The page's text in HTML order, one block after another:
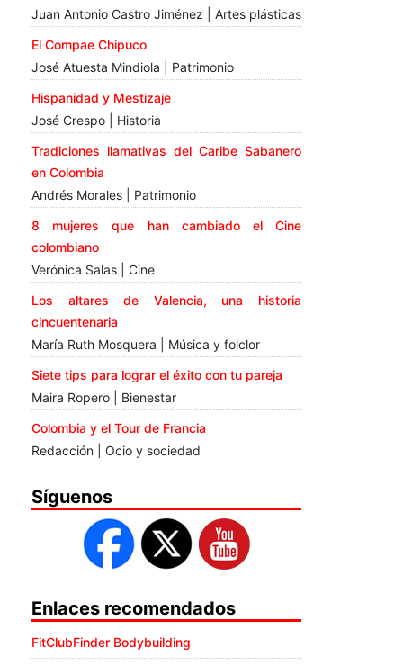
Juan Antonio Castro Jiménez | Artes plásticas
El Compae Chipuco
José Atuesta Mindiola | Patrimonio
Hispanidad y Mestizaje
José Crespo | Historia
Tradiciones llamativas del Caribe Sabanero
en Colombia
Andrés Morales | Patrimonio
8 mujeres que han cambiado el Cine
colombiano
Verónica Salas | Cine
Los altares de Valencia, una historia
cincuentenaria
María Ruth Mosquera | Música y folclor
Siete tips para lograr el éxito con tu pareja
Maira Ropero | Bienestar
Colombia y el Tour de Francia
Redacción | Ocio y sociedad
Síguenos
Enlaces recomendados
FitClubFinder Bodybuilding